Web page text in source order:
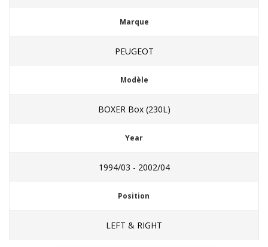
Marque
PEUGEOT
Modèle
BOXER Box (230L)
Year
1994/03 - 2002/04
Position
LEFT & RIGHT